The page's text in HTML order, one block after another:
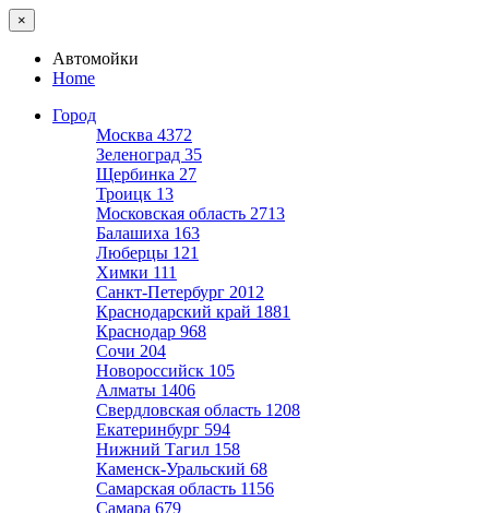
×
Автомойки
Home
Город
Москва 4372
Зеленоград 35
Щербинка 27
Троицк 13
Московская область 2713
Балашиха 163
Люберцы 121
Химки 111
Санкт-Петербург 2012
Краснодарский край 1881
Краснодар 968
Сочи 204
Новороссийск 105
Алматы 1406
Свердловская область 1208
Екатеринбург 594
Нижний Тагил 158
Каменск-Уральский 68
Самарская область 1156
Самара 679